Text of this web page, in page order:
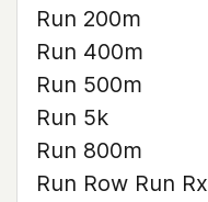
Run 200m
Run 400m
Run 500m
Run 5k
Run 800m
Run Row Run Rx